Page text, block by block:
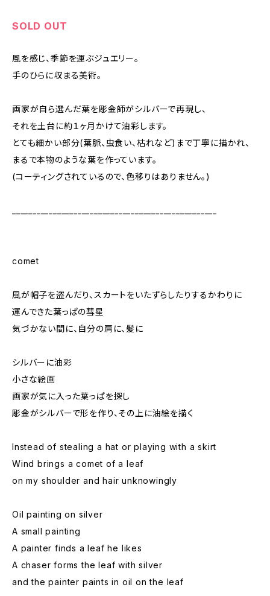
SOLD OUT
風を感じ、季節を運ぶジュエリー。
手のひらに収まる美術。
画家が自ら選んだ葉を彫金師がシルバーで再現し、
それを土台に約１ヶ月かけて油彩します。
とても細かい部分(葉脈、虫食い、枯れなど)まで丁寧に描かれ、
まるで本物のような葉を作っています。
(コーティングされているので、色移りはありません。)
comet
風が帽子を盗んだり、スカートをいたずらしたりするかわりに
運んできた葉っぱの彗星
気づかない間に、自分の肩に、髪に
シルバーに油彩
小さな絵画
画家が気に入った葉っぱを探し
彫金がシルバーで形を作り、その上に油絵を描く
Instead of stealing a hat or playing with a skirt
Wind brings a comet of a leaf
on my shoulder and hair unknowingly
Oil painting on silver
A small painting
A painter finds a leaf he likes
A chaser forms the leaf with silver
and the painter paints in oil on the leaf